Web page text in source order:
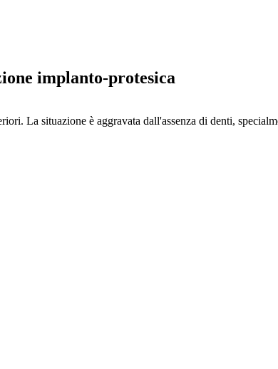
implanto-protesica
La situazione è aggravata dall'assenza di denti,